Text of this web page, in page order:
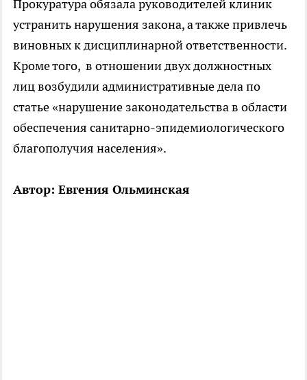
Прокуратура обязала руководителей клиник
устранить нарушения закона, а также привлечь
виновных к дисциплинарной ответственности.
Кроме того, в отношении двух должностных
лиц возбудили административные дела по
статье «нарушение законодательства в области
обеспечения санитарно-эпидемиологического
благополучия населения».
Автор: Евгения Ольминская